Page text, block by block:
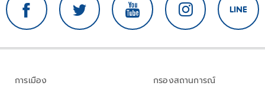
การเมือง
กรองสถานการณ์